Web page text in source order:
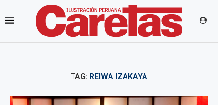
TAG: REIWA IZAKAYA